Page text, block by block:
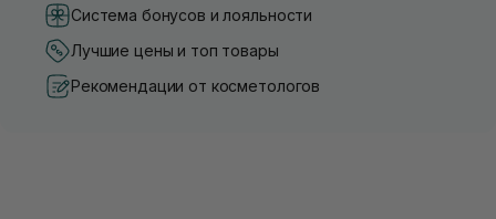
Система бонусов и лояльности
Лучшие цены и топ товары
Рекомендации от косметологов